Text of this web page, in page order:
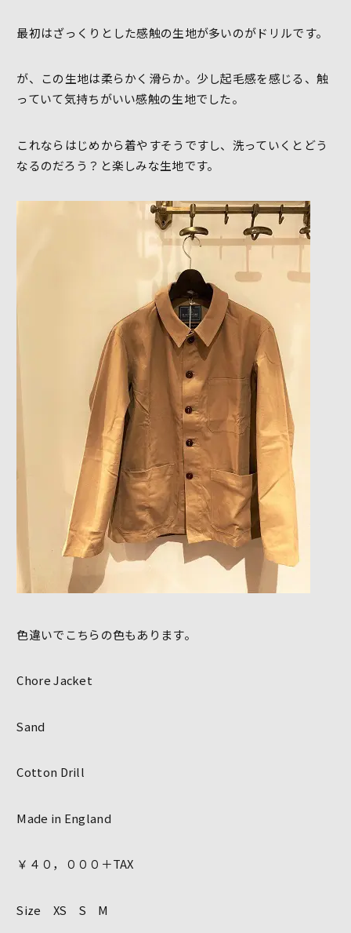
最初はざっくりとした感触の生地が多いのがドリルです。
が、この生地は柔らかく滑らか。少し起毛感を感じる、触
っていて気持ちがいい感触の生地でした。
これならはじめから着やすそうですし、洗っていくとどう
なるのだろう？と楽しみな生地です。
色違いでこちらの色もあります。
Chore Jacket
Sand
Cotton Drill
Made in England
￥４０，０００＋TAX
Size XS S M